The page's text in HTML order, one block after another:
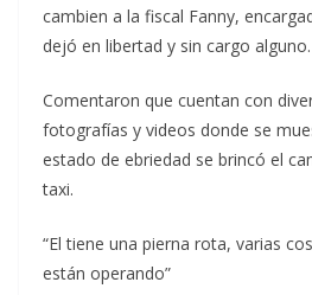
cambien a la fiscal Fanny,
dejó en libertad y sin cargo alguno.
Comentaron que cuentan con
fotografías y videos donde se
estado de ebriedad se brincó el
taxi.
“El tiene una pierna rota, varias
están operando”